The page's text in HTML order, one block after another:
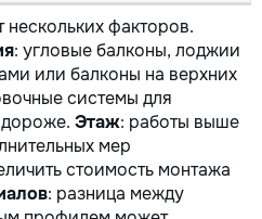
нескольких факторов.
: угловые балконы, лоджии
или балконы на верхних
системы для
Этаж: работы выше
мер
стоимость монтажа
: разница между